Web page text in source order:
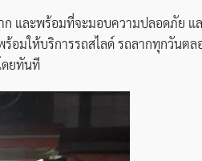
และพร้อมที่จะมอบความปลอดภัย แ
มให้บริการรถสไลด์ รถลากทุกวันตล
ดยทันที